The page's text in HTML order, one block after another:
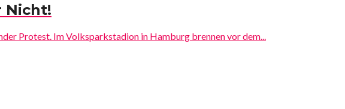
Nicht!
Protest. Im Volksparkstadion in Hamburg brennen vor dem...